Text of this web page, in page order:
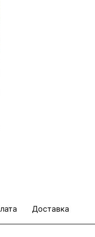
категории
Доставка